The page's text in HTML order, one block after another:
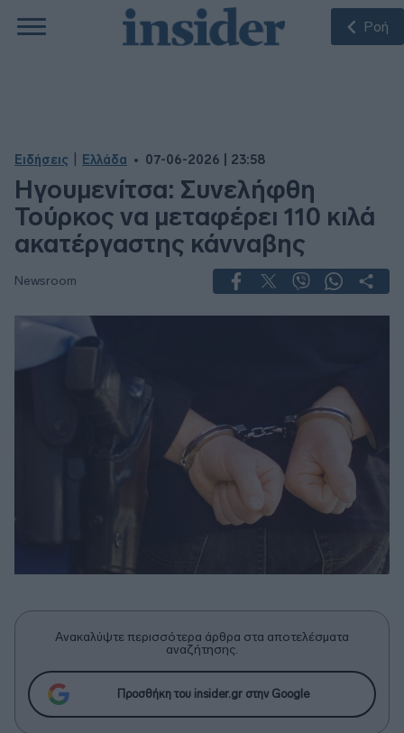
Ροή
Ειδήσεις Ελλάδα 07-06-2026 | 23:58
Ηγουμενίτσα: Συνελήφθη
Τούρκος να μεταφέρει 110 κιλά
ακατέργαστης κάνναβης
Newsroom
Ανακαλύψτε περισσότερα άρθρα στα αποτελέσματα
αναζήτησης.
Προσθήκη του insider.gr στην Google